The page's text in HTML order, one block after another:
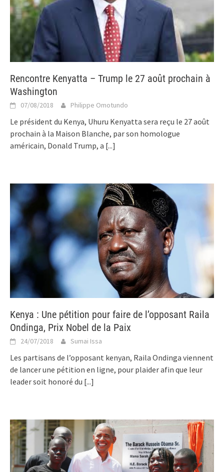
Rencontre Kenyatta – Trump le 27 août prochain à
Washington
07/08/2018 Philippe Omotundo
Le président du Kenya, Uhuru Kenyatta sera reçu le 27 août
prochain à la Maison Blanche, par son homologue
américain, Donald Trump, a [...]
Kenya : Une pétition pour faire de l’opposant Raila
Ondinga, Prix Nobel de la Paix
24/07/2018 Sumai Issa
Les partisans de l’opposant kenyan, Raila Ondinga viennent
de lancer une pétition en ligne, pour plaider afin que leur
leader soit honoré du [...]